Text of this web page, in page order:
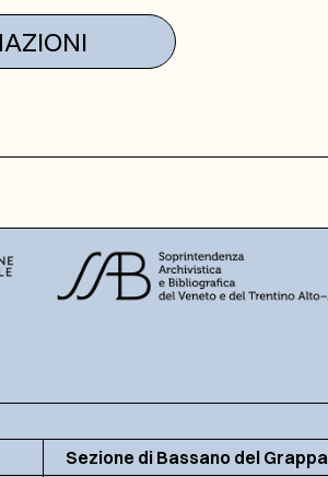
Sezione di Bassano del Grappa